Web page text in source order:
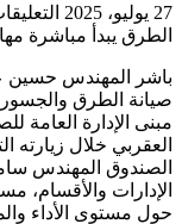
27 يوليو، 2025
الطرق يبدأ مباشرة
باشر المهندس حسين
صيانة الطرق والجسور
مبنى الإدارة العامة
العقربي خلال زيارته
الصندوق المهندس
الإدارات
حول مستوى الأداء